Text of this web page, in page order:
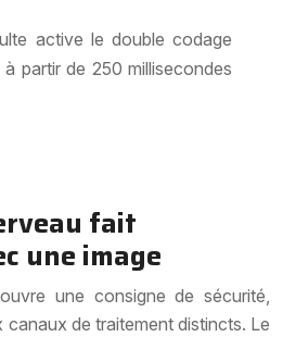
active le double codage
partir de 250 millisecondes
fait
une image
une consigne de sécurité,
de traitement distincts. Le